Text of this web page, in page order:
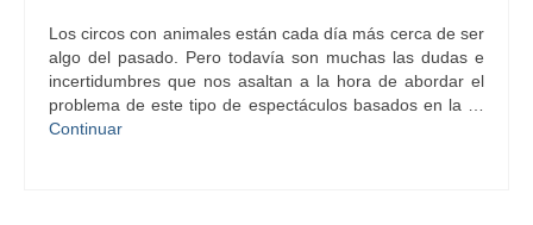
Los circos con animales están cada día más cerca de ser
algo del pasado. Pero todavía son muchas las dudas e
incertidumbres que nos asaltan a la hora de abordar el
problema de este tipo de espectáculos basados en la …
Continuar